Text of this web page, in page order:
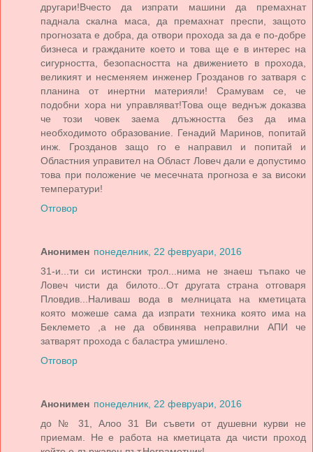
другари!Вчесто да изпрати машини да премахнат
паднала скална маса, да премахнат преспи, защото
прогнозата е добра, да отвори прохода за да е по-добре
бизнеса и гражданите което и това ще е в интерес на
сигурността, безопасността на движението в прохода,
великият и несменяем инженер Грозданов го затваря с
планина от инертни материяли! Срамувам се, че
подобни хора ни управляват!Това още веднъж доказва
че този човек заема длъжността без да има
необходимото образование. Генадий Маринов, попитай
инж. Грозданов защо го е направил и попитай и
Областния управител на Област Ловеч дали е допустимо
това при положение че месечната прогноза е за високи
температури!
Отговор
Анонимен понеделник, 22 февруари, 2016
31-и...ти си истински трол...нима не знаеш тъпако че
Ловеч чисти да билото...От другата страна отговаря
Пловдив...Наливаш вода в мелницата на кметицата
която можеше сама да изпрати техника която има на
Беклемето ,а не да обвинява неправилни АПИ че
затварят прохода с баластра умишлено.
Отговор
Анонимен понеделник, 22 февруари, 2016
до № 31, Алоо 31 Ви съвети от душевни курви не
приемам. Не е работа на кметицата да чисти проход